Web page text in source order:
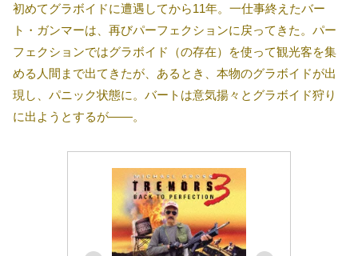
初めてグラボイドに遭遇してから11年。一仕事終えたバー
ト・ガンマーは、再びパーフェクションに戻ってきた。パー
フェクションではグラボイド（の存在）を使って観光客を集
める人間まで出てきたが、あるとき、本物のグラボイドが出
現し、パニック状態に。バートは意気揚々とグラボイド狩り
に出ようとするが――。